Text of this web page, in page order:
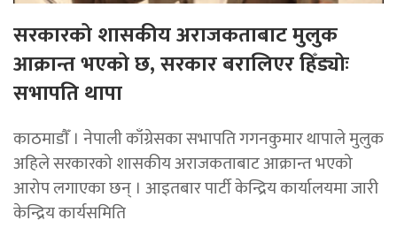
सरकारको शासकीय अराजकताबाट मुलुक
आक्रान्त भएको छ, सरकार बरालिएर हिँड्याेः
सभापति थापा
काठमाडाैँ । नेपाली काँग्रेसका सभापति गगनकुमार थापाले मुलुक
अहिले सरकारको शासकीय अराजकताबाट आक्रान्त भएको
आरोप लगाएका छन् । आइतबार पार्टी केन्द्रिय कार्यालयमा जारी
केन्द्रिय कार्यसमिति